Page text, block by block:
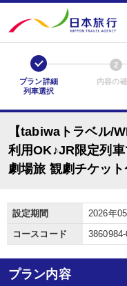
1
プラン詳細
列車選択
2
内容の
【tabiwaトラベル/
利用OK♪JR限定列
劇場旅 観劇チケット
設定期間
2026年
コースコード
プラン内容